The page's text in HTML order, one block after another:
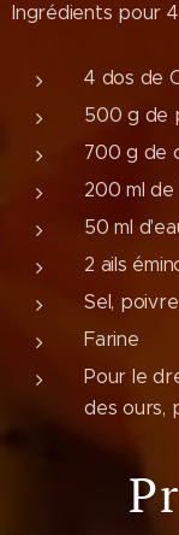
Ingrédients pour
4 dos de
500 g de
700 g de
200 ml
50 ml
2 ails
Sel, poivre
Farine
Pour le
des ours,